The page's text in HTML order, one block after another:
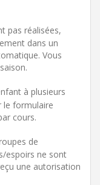
pas réalisées,
dans un
Vous
à plusieurs
le formulaire
cours.
de
espoirs ne sont
une autorisation